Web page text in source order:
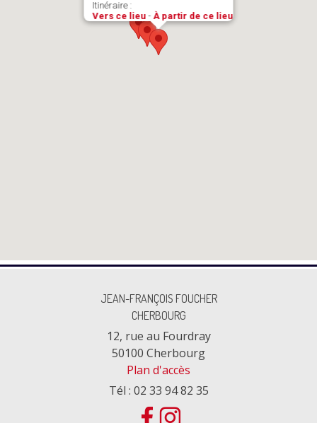
JEAN-FRANÇOIS FOUCHER
CHERBOURG
12, rue au Fourdray
50100 Cherbourg
Plan d'accès
Tél : 02 33 94 82 35